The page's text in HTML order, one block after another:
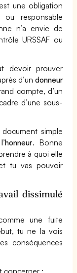
une obligation
responsable
n’a envie de
URSSAF ou
devoir prouver
d’un donneur
compte, d’un
d’une sous-
simple
. Bonne
à quoi elle
tu vas pouvoir
dissimulé
une fuite
tu ne la vois
conséquences
concerner :